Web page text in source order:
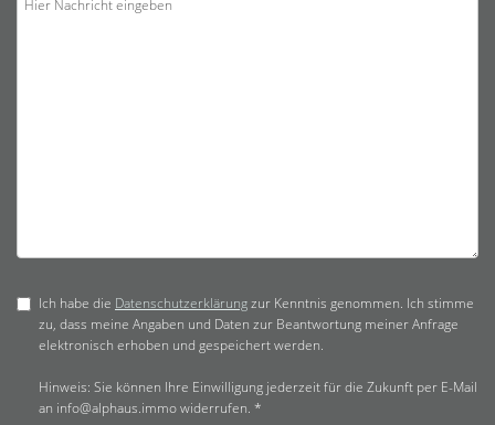
Ich habe die Datenschutzerklärungzur Kenntnis genommen. Ich stimme
zu, dass meine Angaben und Daten zur Beantwortung meiner Anfrage
elektronisch erhoben und gespeichert werden.
Hinweis: Sie können Ihre Einwilligung jederzeit für die Zukunft per E-Mail
an info@alphaus.immo widerrufen. *